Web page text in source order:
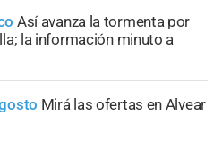
Así avanza la tormenta por
la información minuto a
Mirá las ofertas en Alvear